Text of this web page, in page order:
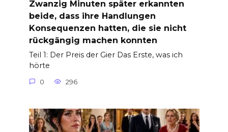
Zwanzig Minuten später erkannten
beide, dass ihre Handlungen
Konsequenzen hatten, die sie nicht
rückgängig machen konnten
Teil 1: Der Preis der Gier Das Erste, was ich
hörte
0 296